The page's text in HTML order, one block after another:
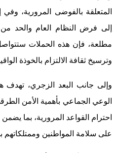
المتعلقة بالفوضى المرورية،
إلى فرض النظام العام والحد
مطلعة، فإن هذه الحملات
وترسيخ ثقافة الالتزام بالخوذة
وإلى جانب البعد الزجري، تهدف
الوعي الجماعي بأهمية الأمن
احترام القواعد المرورية، بما
على سلامة المواطنين وممتلكاتهم